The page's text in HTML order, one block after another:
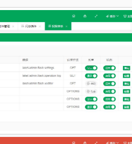
1.2.26
1.2.23
1.2.22
1.2.20
1.2.19
1.2.15